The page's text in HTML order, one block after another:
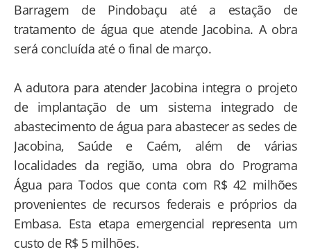
Barragem de Pindobaçu até a estação de
tratamento de água que atende Jacobina. A obra
será concluída até o final de março.
A adutora para atender Jacobina integra o projeto
de implantação de um sistema integrado de
abastecimento de água para abastecer as sedes de
Jacobina, Saúde e Caém, além de várias
localidades da região, uma obra do Programa
Água para Todos que conta com R$ 42 milhões
provenientes de recursos federais e próprios da
Embasa. Esta etapa emergencial representa um
custo de R$ 5 milhões.